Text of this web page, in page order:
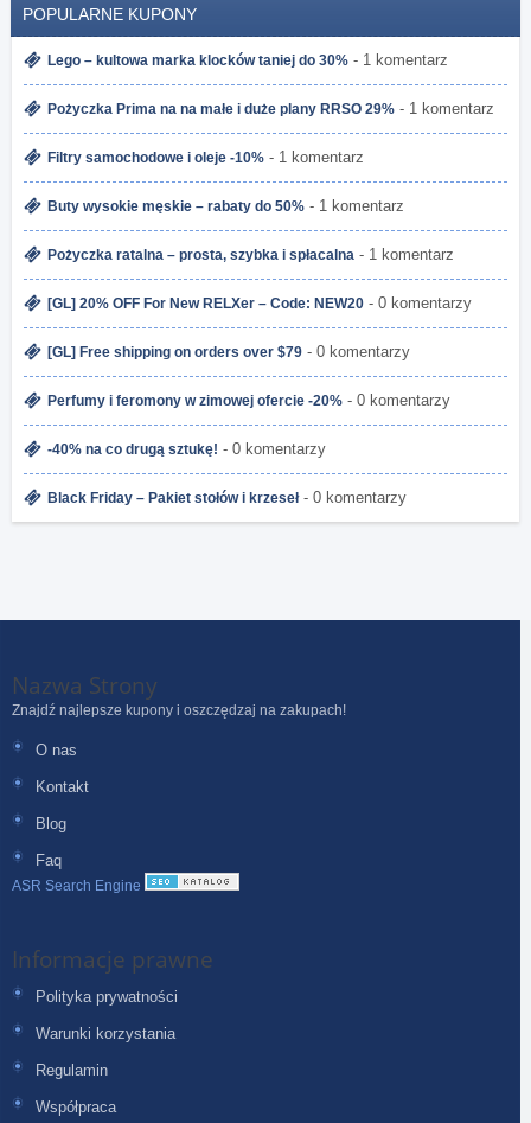
POPULARNE KUPONY
Lego – kultowa marka klocków taniej do 30% - 1 komentarz
Pożyczka Prima na na małe i duże plany RRSO 29% - 1 komentarz
Filtry samochodowe i oleje -10% - 1 komentarz
Buty wysokie męskie – rabaty do 50% - 1 komentarz
Pożyczka ratalna – prosta, szybka i spłacalna - 1 komentarz
[GL] 20% OFF For New RELXer – Code: NEW20 - 0 komentarzy
[GL] Free shipping on orders over $79 - 0 komentarzy
Perfumy i feromony w zimowej ofercie -20% - 0 komentarzy
-40% na co drugą sztukę! - 0 komentarzy
Black Friday – Pakiet stołów i krzeseł- 0 komentarzy
Nazwa Strony
Znajdź najlepsze kupony i oszczędzaj na zakupach!
O nas
Kontakt
Blog
Faq
ASR Search Engine
Informacje prawne
Polityka prywatności
Warunki korzystania
Regulamin
Współpraca